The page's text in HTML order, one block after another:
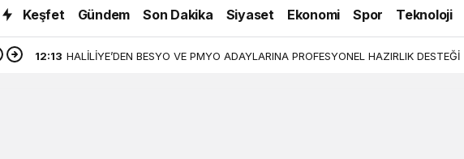
Keşfet Gündem Son Dakika Siyaset Ekonomi Spor Teknoloji
12:13 HALİLİYE’DEN BESYO VE PMYO ADAYLARINA PROFESYONEL HAZIRLIK DESTEĞİ